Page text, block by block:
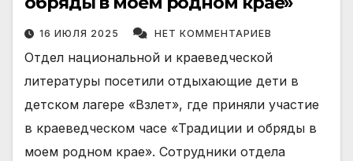
16 ИЮЛЯ 2025 НЕТ КОММЕНТАРИЕВ
Отдел национальной и краеведческой
литературы посетили отдыхающие дети в
детском лагере «Взлет», где приняли участие
в краеведческом часе «Традиции и обряды в
моем родном крае». Сотрудники отдела